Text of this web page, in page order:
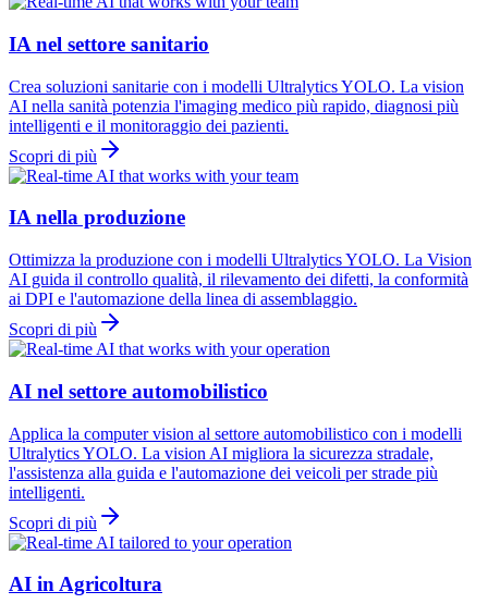
IA nel settore sanitario
Crea soluzioni sanitarie con i modelli Ultralytics YOLO. La vision
AI nella sanità potenzia l'imaging medico più rapido, diagnosi più
intelligenti e il monitoraggio dei pazienti.
Scopri di più
IA nella produzione
Ottimizza la produzione con i modelli Ultralytics YOLO. La Vision
AI guida il controllo qualità, il rilevamento dei difetti, la conformità
ai DPI e l'automazione della linea di assemblaggio.
Scopri di più
AI nel settore automobilistico
Applica la computer vision al settore automobilistico con i modelli
Ultralytics YOLO. La vision AI migliora la sicurezza stradale,
l'assistenza alla guida e l'automazione dei veicoli per strade più
intelligenti.
Scopri di più
AI in Agricoltura